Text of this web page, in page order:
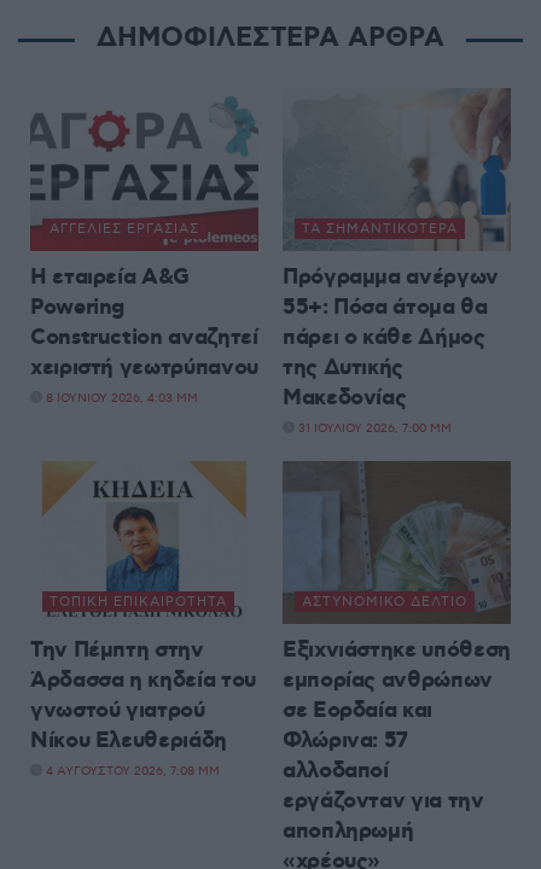
ΔΗΜΟΦΙΛΕΣΤΕΡΑ ΑΡΘΡΑ
ΑΓΓΕΛΊΕΣ ΕΡΓΑΣΊΑΣ
H εταιρεία A&G
Powering
Construction αναζητεί
χειριστή γεωτρύπανου
8 ΙΟΥΝΊΟΥ 2026, 4:03 ΜΜ
ΤΑ ΣΗΜΑΝΤΙΚΟΤΕΡΑ
Πρόγραμμα ανέργων
55+: Πόσα άτομα θα
πάρει ο κάθε Δήμος
της Δυτικής
Μακεδονίας
31 ΙΟΥΛΊΟΥ 2026, 7:00 ΜΜ
ΤΟΠΙΚΉ ΕΠΙΚΑΙΡΌΤΗΤΑ
Την Πέμπτη στην
Άρδασσα η κηδεία του
γνωστού γιατρού
Νίκου Ελευθεριάδη
4 ΑΥΓΟΎΣΤΟΥ 2026, 7:08 ΜΜ
ΑΣΤΥΝΟΜΙΚΌ ΔΕΛΤΊΟ
Εξιχνιάστηκε υπόθεση
εμπορίας ανθρώπων
σε Εορδαία και
Φλώρινα: 57
αλλοδαποί
εργάζονταν για την
αποπληρωμή
«χρέους»